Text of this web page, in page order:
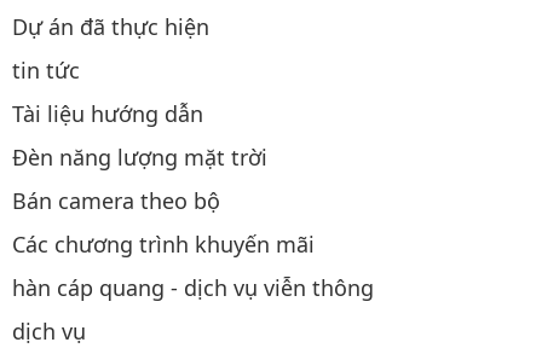
Dự án đã thực hiện
tin tức
Tài liệu hướng dẫn
Đèn năng lượng mặt trời
Bán camera theo bộ
Các chương trình khuyến mãi
hàn cáp quang - dịch vụ viễn thông
dịch vụ